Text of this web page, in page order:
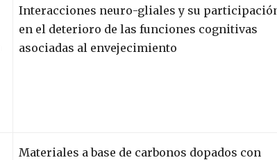
Interacciones neuro-gliales y su
en el deterioro de las funciones cognitivas
asociadas al envejecimiento
Materiales a base de carbonos dopados con